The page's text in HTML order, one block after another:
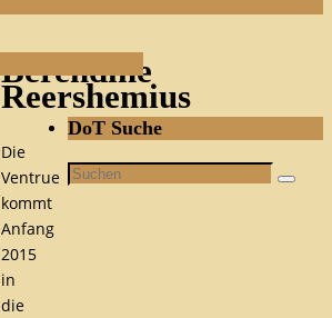
Berendine
Reershemius
Die
Ventrue
kommt
Anfang
2015
in
die
DoT Suche
Suchen